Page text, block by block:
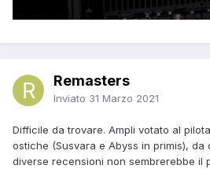
Remasters
Inviato 31 Marzo 2021
Difficile da trovare. Ampli votato al
ostiche (Susvara e Abyss in primis), da
diverse recensioni non sembrerebbe il